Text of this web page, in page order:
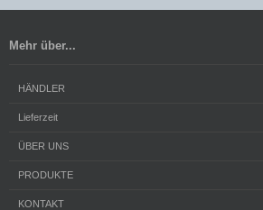
Mehr über...
HÄNDLER
Lieferzeit
ÜBER UNS
PRODUKTE
KONTAKT